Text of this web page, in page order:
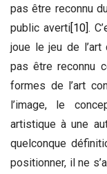
pas être reconnu
public averti[10].
joue le jeu de
pas être reconnu
formes de l’art
l’image, le
artistique à une
quelconque
positionner, il ne